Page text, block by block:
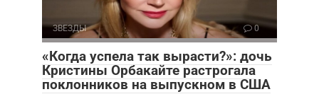
ЗВЕЗДЫ 0
«Когда успела так вырасти?»: дочь
Кристины Орбакайте растрогала
поклонников на выпускном в США